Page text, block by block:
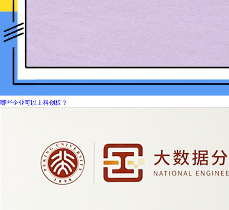
哪些企业可以上科创板？